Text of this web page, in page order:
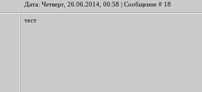
Дата: Четверг, 26.06.2014, 00:58 | Сообщение # 18
тест